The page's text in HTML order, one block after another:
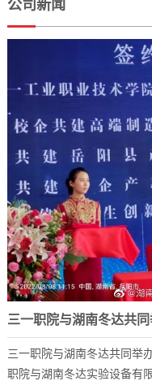
公司新闻
三一职院与湖南冬达共
三一职院与湖南冬达共同举
职院与湖南冬达实验设备有